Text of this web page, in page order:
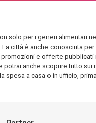
per i generi alimentari
città è anche conosciuta
e offerte
anche scoprire tutto
a casa o in ufficio,